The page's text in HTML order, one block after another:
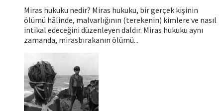
Miras hukuku nedir? Miras hukuku, bir gerçek kişinin
ölümü hâlinde, malvarlığının (terekenin) kimlere ve nasıl
intikal edeceğini düzenleyen daldır. Miras hukuku aynı
zamanda, mirasbırakanın ölümü...